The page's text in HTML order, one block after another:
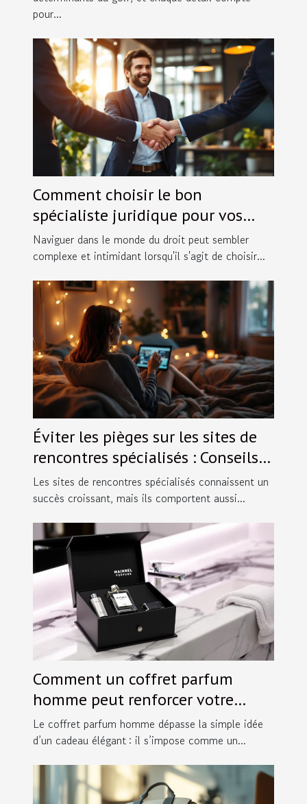
pour...
Comment choisir le bon
spécialiste juridique pour vos
besoins spécifiques ?
Naviguer dans le monde du droit peut sembler
complexe et intimidant lorsqu'il s'agit de choisir...
Éviter les pièges sur les sites de
rencontres spécialisés : Conseils
pratiques.
Les sites de rencontres spécialisés connaissent un
succès croissant, mais ils comportent aussi...
Comment un coffret parfum
homme peut renforcer votre
image ?
Le coffret parfum homme dépasse la simple idée
d’un cadeau élégant : il s’impose comme un...